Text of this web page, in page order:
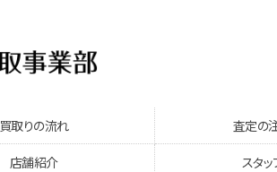
買取りの流れ 査定の
店舗紹介 スタ